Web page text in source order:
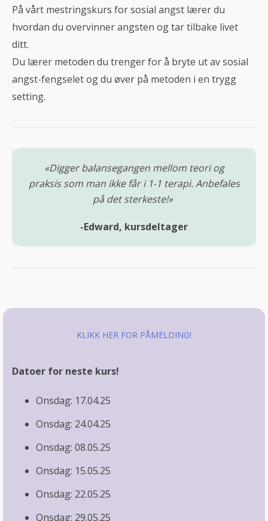
På vårt mestringskurs for sosial angst lærer du
hvordan du overvinner angsten og tar tilbake livet
ditt.
Du lærer metoden du trenger for å bryte ut av sosial
angst-fengselet og du øver på metoden i en trygg
setting.
«Digger balansegangen mellom teori og
praksis som man ikke får i 1-1 terapi. Anbefales
på det sterkeste!»
-Edward, kursdeltager
KLIKK HER FOR PÅMELDING!
Datoer for neste kurs!
Onsdag: 17.04.25
Onsdag: 24.04.25
Onsdag: 08.05.25
Onsdag: 15.05.25
Onsdag: 22.05.25
Onsdag: 29.05.25